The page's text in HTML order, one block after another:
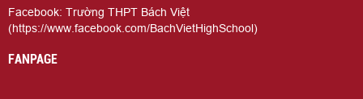
Facebook: Trường THPT Bách Việt
(https://www.facebook.com/BachVietHighSchool)
FANPAGE